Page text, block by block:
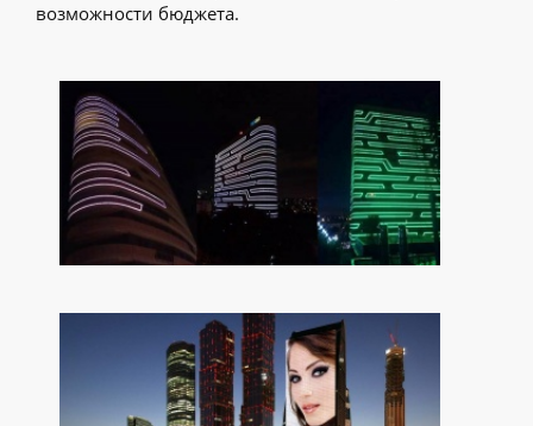
возможности бюджета.